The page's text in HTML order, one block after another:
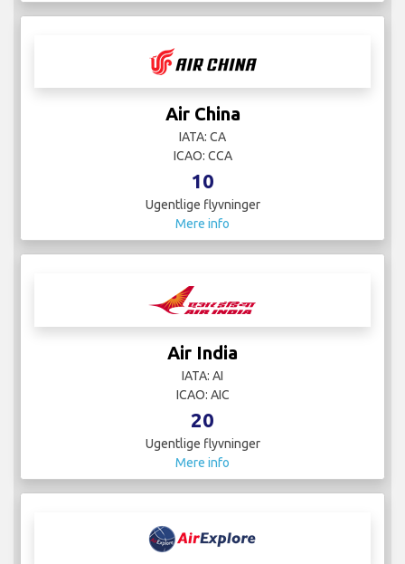
Air China
IATA: CA
ICAO: CCA
10
Ugentlige flyvninger
Mere info
Air India
IATA: AI
ICAO: AIC
20
Ugentlige flyvninger
Mere info